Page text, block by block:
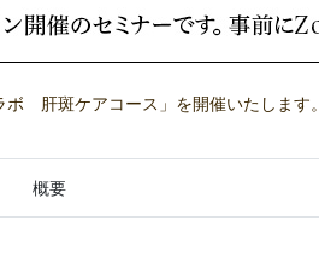
肝斑ケアコース」を開催いたします。
概要